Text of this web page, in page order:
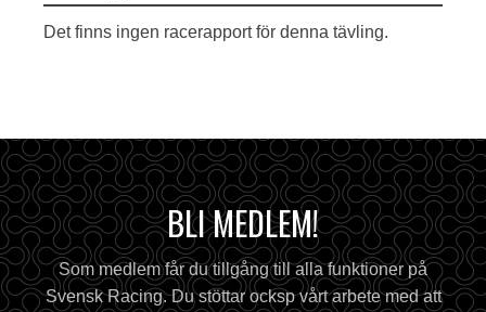
Det finns ingen racerapport för denna tävling.
BLI MEDLEM!
Som medlem får du tillgång till alla funktioner på
Svensk Racing. Du stöttar ocksp vårt arbete med att